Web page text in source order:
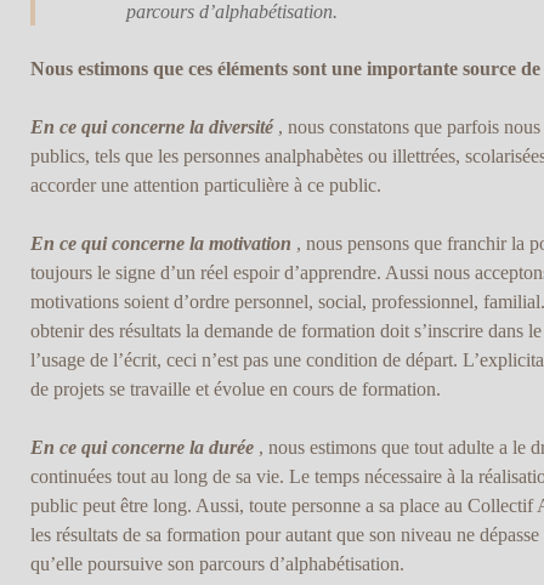
parcours d’alphabétisation.
Nous estimons que ces éléments sont une importante source
En ce qui concerne la diversité , nous constatons que parfois
publics, tels que les personnes analphabètes ou illettrées,
accorder une attention particulière à ce public.
En ce qui concerne la motivation , nous pensons que franchir la
toujours le signe d’un réel espoir d’apprendre. Aussi nous
motivations soient d’ordre personnel, social, professionnel,
obtenir des résultats la demande de formation doit s’inscrire dans
l’usage de l’écrit, ceci n’est pas une condition de départ.
de projets se travaille et évolue en cours de formation.
En ce qui concerne la durée , nous estimons que tout adulte a le
continuées tout au long de sa vie. Le temps nécessaire à la
public peut être long. Aussi, toute personne a sa place au Collectif
les résultats de sa formation pour autant que son niveau ne
qu’elle poursuive son parcours d’alphabétisation.